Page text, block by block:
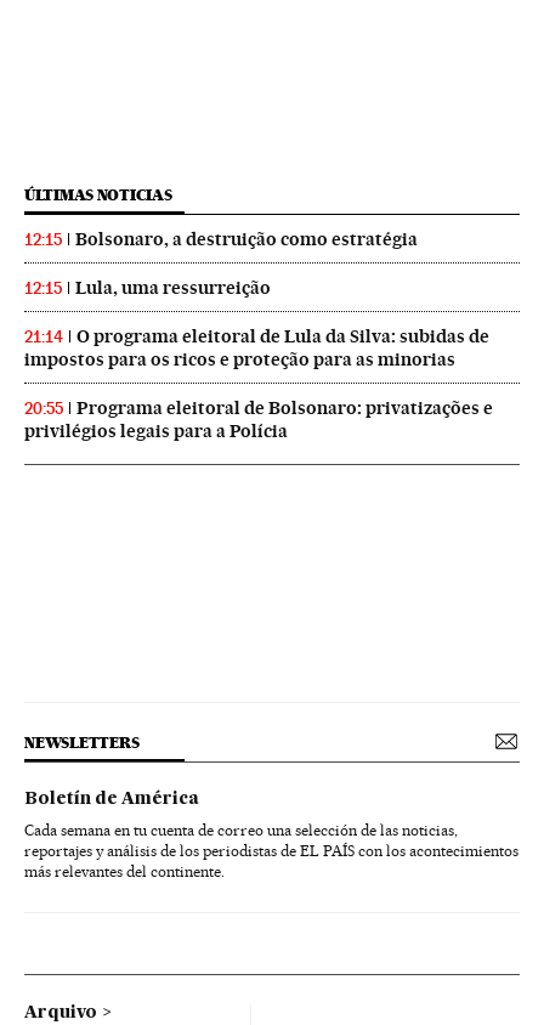
ÚLTIMAS NOTICIAS
12:15 Bolsonaro, a destruição como estratégia
12:15 Lula, uma ressurreição
21:14
O programa eleitoral de Lula da Silva: subidas de
impostos para os ricos e proteção para as minorias
20:55
Programa eleitoral de Bolsonaro: privatizações e
privilégios legais para a Polícia
NEWSLETTERS
Boletín de América
Cada semana en tu cuenta de correo una selección de las noticias,
reportajes y análisis de los periodistas de EL PAÍS con los acontecimientos
más relevantes del continente.
Arquivo